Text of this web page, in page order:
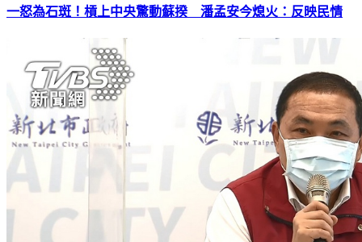
一怒為石斑！槓上中央驚動蘇揆 潘孟安今熄火：反映民情